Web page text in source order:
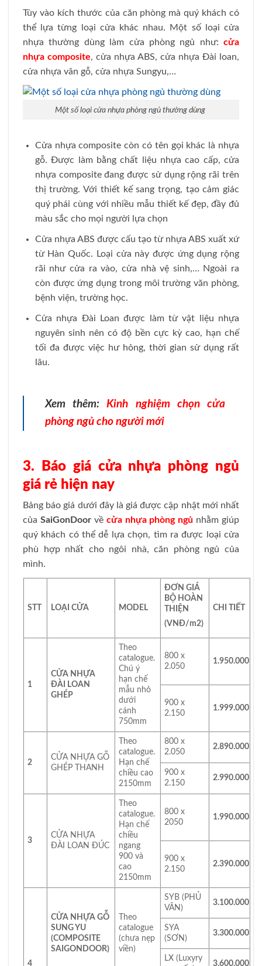
Tùy vào kích thước của căn phòng mà quý khách có
thể lựa từng loại cửa khác nhau. Một số loại cửa
nhựa thường dùng làm cửa phòng ngủ như: cửa
nhựa composite, cửa nhựa ABS, cửa nhựa Đài loan,
cửa nhựa vân gỗ, cửa nhựa Sungyu,…
Một số loại cửa nhựa phòng ngủ thường dùng
Cửa nhựa composite còn có tên gọi khác là nhựa
gỗ. Được làm bằng chất liệu nhựa cao cấp, cửa
nhựa composite đang được sử dụng rộng rãi trên
thị trường. Với thiết kế sang trọng, tạo cảm giác
quý phái cùng với nhiều mẫu thiết kế đẹp, đầy đủ
màu sắc cho mọi người lựa chọn
Cửa nhựa ABS được cấu tạo từ nhựa ABS xuất xứ
từ Hàn Quốc. Loại cửa này được ứng dụng rộng
rãi như cửa ra vào, cửa nhà vệ sinh,… Ngoài ra
còn được ứng dụng trong môi trường văn phòng,
bệnh viện, trường học.
Cửa nhựa Đài Loan được làm từ vật liệu nhựa
nguyên sinh nên có độ bền cực kỳ cao, hạn chế
tối đa được việc hư hỏng, thời gian sử dụng rất
lâu.
Xem thêm: Kinh nghiệm chọn cửa
phòng ngủ cho người mới
3. Báo giá cửa nhựa phòng ngủ
giá rẻ hiện nay
Bảng báo giá dưới đây là giá được cập nhật mới nhất
của SaiGonDoorvề cửa nhựa phòng ngủ nhằm giúp
quý khách có thể dễ lựa chọn, tìm ra được loại cửa
phù hợp nhất cho ngôi nhà, căn phòng ngủ của
mình.
STT LOẠI CỬA MODEL
ĐƠN GIÁ
BỘ HOÀN
THIỆN
(VNĐ/m2)
CHI TIẾT
1
CỬA NHỰA
ĐÀI LOAN
GHÉP
Theo
catalogue.
Chú ý
hạn chế
mẫu nhỏ
dưới
cánh
750mm
800 x
2.050
1.950.000
900 x
2.150
1.999.000
2
CỬA NHỰA GỖ
GHÉP THANH
Theo
catalogue.
Hạn chế
chiều cao
2150mm
800 x
2.050
2.890.000
900 x
2.150
2.990.000
3
CỬA NHỰA
ĐÀI LOAN ĐÚC
Theo
catalogue.
Hạn chế
chiều
ngang
900 và
cao
2150mm
800 x
2050
1.990.000
900 x
2.150
2.390.000
4
CỬA NHỰA GỖ
SUNG YU
(COMPOSITE
SAIGONDOOR)
Theo
catalogue
(chưa nẹp
viền)
SYB (PHỦ
VÂN)
3.100.000
SYA
(SƠN)
3.300.000
LX (Luxyry
3.600.000